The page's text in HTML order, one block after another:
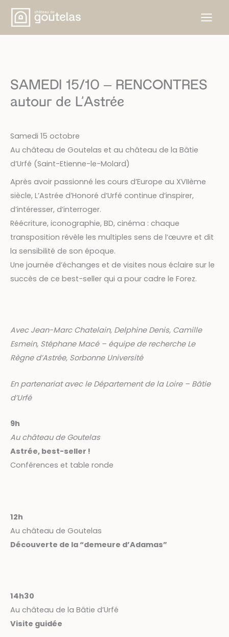
Aller
contenu
SAMEDI 15/10 – RENCONTRES
autour de L’Astrée
Samedi 15 octobre
Au château de Goutelas et au château de la Bâtie
d’Urfé (Saint-Etienne-le-Molard)
Après avoir passionné les cours d’Europe au XVIIème
siècle, L’Astrée d’Honoré d’Urfé continue d’inspirer,
d’intéresser, d’interroger.
Réécriture, iconographie, BD, cinéma : chaque
transposition révèle les multiples sens de l‘œuvre et dit
la sensibilité de son époque.
Une journée d’échanges et de visites nous éclaire sur le
succès de ce best-seller qui a pour cadre le Forez.
Avec Jean-Marc Chatelain, Delphine Denis, Camille
Esmein, Stéphane Macé – équipe de recherche Le
Règne d’Astrée, Sorbonne Université
En partenariat avec le Département de la Loire – Bâtie
d’Urfé
9h
Au château de Goutelas
Astrée, best-seller !
Conférences et table ronde
12h
Au château de Goutelas
Découverte de la “demeure d’Adamas”
14h30
Au château de la Bâtie d’Urfé
Visite guidée